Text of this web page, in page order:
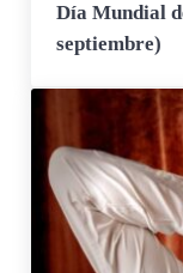
Día Mundial
septiembre)